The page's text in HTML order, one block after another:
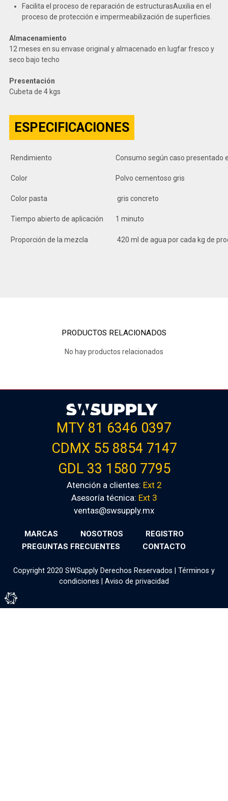
Facilita el proceso de reparación de estructurasAuxilia en el
proceso de protección e impermeabilización de superficies.
Almacenamiento
12 meses en su envase original y almacenado en lugfar fresco y
seco bajo techo
Presentación
Cubeta de 4 kgs
ESPECIFICACIONES
Rendimiento Consumo según caso presentado
Color Polvo cementoso gris
Color pasta gris concreto
Tiempo abierto de aplicación 1 minuto
Proporción de la mezcla 420 ml de agua por cada kg de
PRODUCTOS RELACIONADOS
No hay productos relacionados
MTY 81 6346 0397
CDMX 55 8854 7147
GDL 33 1580 7795
Atención a clientes: Ext 2
Asesoría técnica: Ext 3
ventas@swsupply.mx
MARCAS NOSOTROS
REGISTRO
PREGUNTAS FRECUENTES
CONTACTO
Copyright 2020 SWSupply Derechos Reservados | Términos y
condiciones
Aviso de privacidad